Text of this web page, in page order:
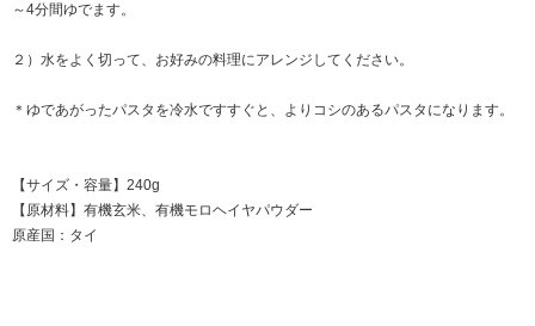
～4分間ゆでます。
２）水をよく切って、お好みの料理にアレンジしてください。
＊ゆであがったパスタを冷水ですすぐと、よりコシのあるパスタになります。
【サイズ・容量】240g
【原材料】有機玄米、有機モロヘイヤパウダー
原産国：タイ